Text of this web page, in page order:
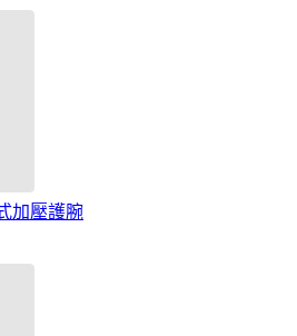
加壓護腕